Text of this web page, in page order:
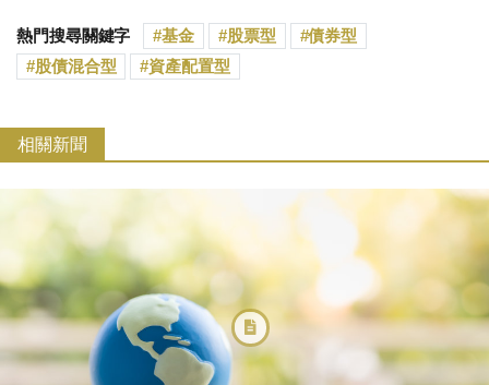
熱門搜尋關鍵字 基金 股票型
債券型
股債混合型
資產配置型
相關新聞